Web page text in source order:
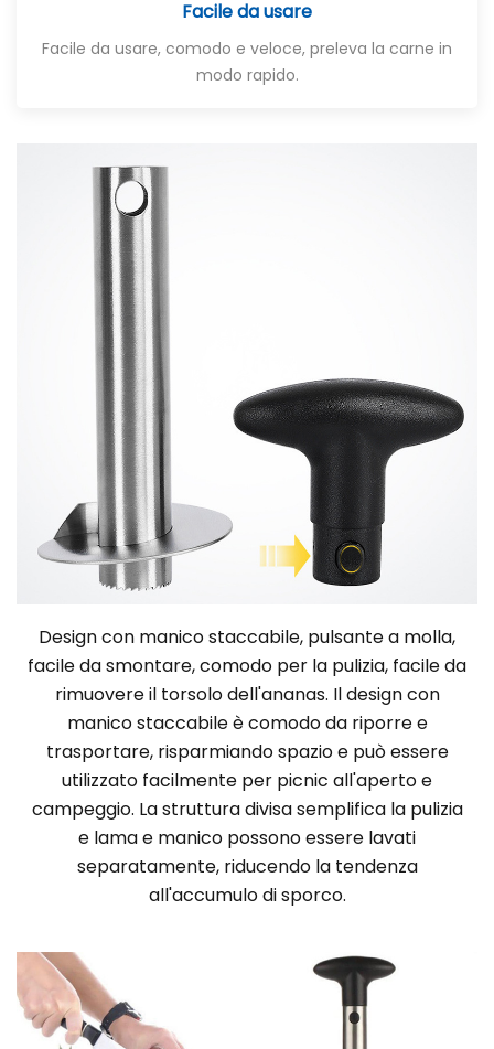
Facile da usare
Facile da usare, comodo e veloce, preleva la carne in
modo rapido.
Design con manico staccabile, pulsante a molla,
facile da smontare, comodo per la pulizia, facile da
rimuovere il torsolo dell'ananas. Il design con
manico staccabile è comodo da riporre e
trasportare, risparmiando spazio e può essere
utilizzato facilmente per picnic all'aperto e
campeggio. La struttura divisa semplifica la pulizia
e lama e manico possono essere lavati
separatamente, riducendo la tendenza
all'accumulo di sporco.